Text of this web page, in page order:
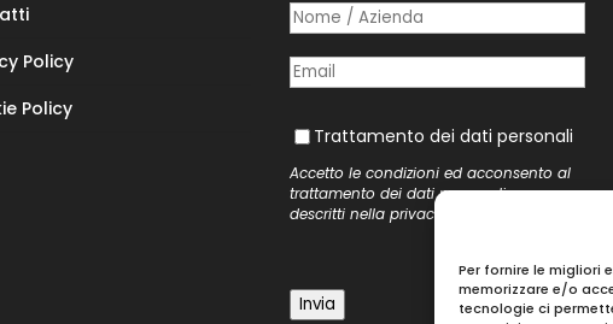
Per fornire le migliori
memorizzare e/o
tecnologie ci
Policy
Policy
Nome /​ Azienda
Posta elettronica
Trattamento dei dati personali
Trattamento dei dati personali
Accetto le condizioni ed acconsento al
trattamento dei dati personali, come
descritti nellaprivacy policy
Invia